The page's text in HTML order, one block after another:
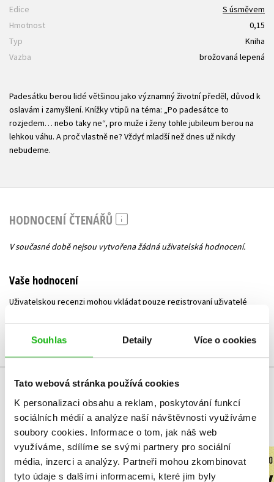
Souhlas Detaily Více o cookies
Tato webová stránka používá cookies
K personalizaci obsahu a reklam, poskytování funkcí
sociálních médií a analýze naší návštěvnosti využíváme
soubory cookies. Informace o tom, jak náš web
využíváme, sdílíme se svými partnery pro sociální
média, inzerci a analýzy. Partneři mohou zkombinovat
tyto údaje s dalšími informacemi, které jim byly
Edice
S úsměvem
Hmotnost
0,15
Typ
Kniha
Vazba
brožovaná lepená
Padesátku berou lidé většinou jako významný životní předěl, důvod k
oslavám i zamyšlení. Knížky vtipů na téma: „Po padesátce to
rozjedem… nebo taky ne“, pro muže i ženy tohle jubileum berou na
lehkou váhu. A proč vlastně ne? Vždyť mladší než dnes už nikdy
nebudeme.
HODNOCENÍ ČTENÁŘŮ
V současné době nejsou vytvořena žádná uživatelská hodnocení.
Vaše hodnocení
Uživatelskou recenzi mohou vkládat pouze registrovaní uživatelé
MOHLO BY VÁS TAKÉ ZAJÍMAT
Heřmanova
kuchařka
Jsou i
matky